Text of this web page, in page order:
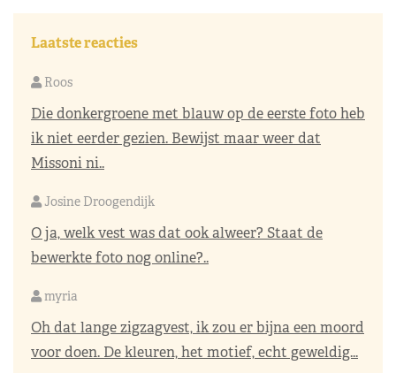
Laatste reacties
Roos
Die donkergroene met blauw op de eerste foto heb
ik niet eerder gezien. Bewijst maar weer dat
Missoni ni..
Josine Droogendijk
O ja, welk vest was dat ook alweer? Staat de
bewerkte foto nog online?..
myria
Oh dat lange zigzagvest, ik zou er bijna een moord
voor doen. De kleuren, het motief, echt geweldig...